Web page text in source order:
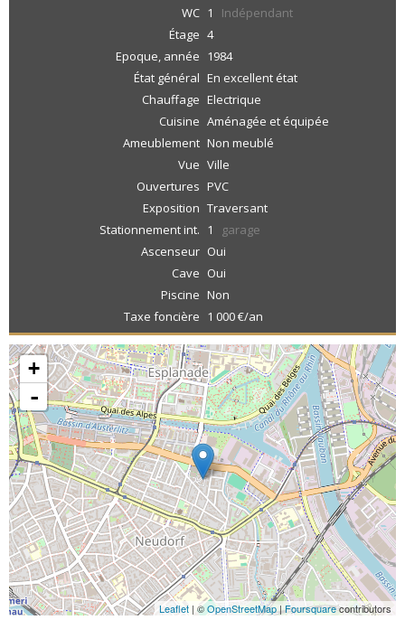
WC 1 Indépendant
Étage 4
Epoque, année 1984
État général En excellent état
Chauffage Electrique
Cuisine Aménagée et équipée
Ameublement Non meublé
Vue Ville
Ouvertures PVC
Exposition Traversant
Stationnement int. 1
garage
Ascenseur Oui
Cave Oui
Piscine Non
Taxe foncière 1 000 €/an
+
-
Leaflet | ©OpenStreetMap|Foursquarecontributors